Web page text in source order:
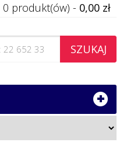
0 produkt(ów) - 0,00 zł
SZUKAJ